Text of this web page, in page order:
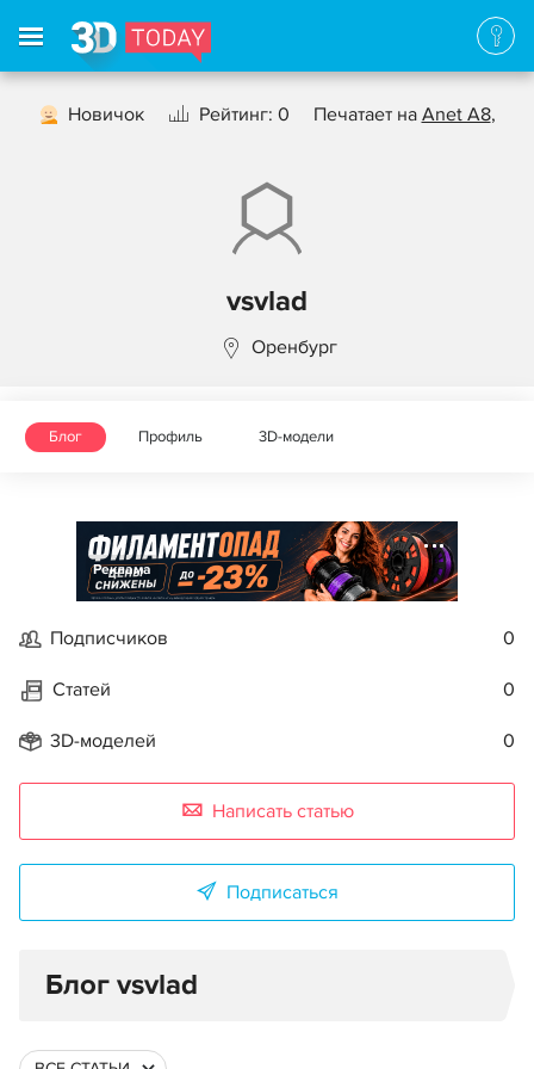
Новичок Рейтинг: 0 Печатает на Anet A8,
vsvlad
Оренбург
Блог Профиль 3D-модели
Реклама
Подписчиков 0
Статей 0
3D-моделей 0
Написать статью
Подписаться
Блог vsvlad